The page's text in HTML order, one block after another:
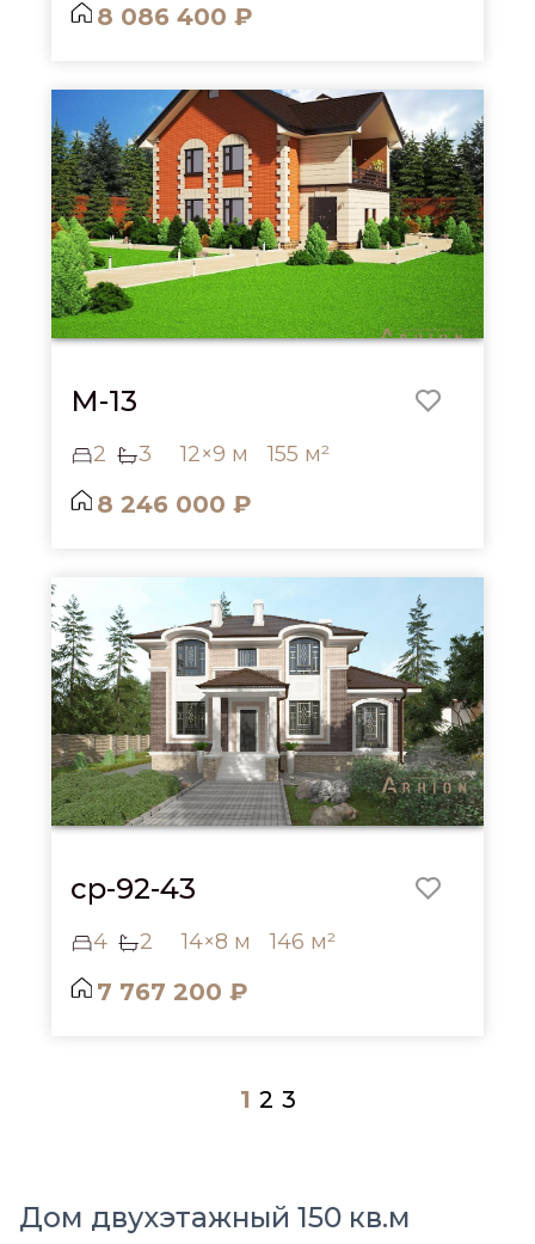
8 086 400 ₽
M-13
2 3 12×9 м 155 м²
8 246 000 ₽
cp-92-43
4 2 14×8 м 146 м²
7 767 200 ₽
1 2 3
Дом двухэтажный 150 кв.м